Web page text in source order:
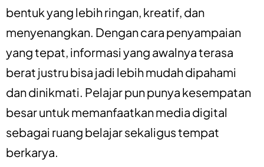
bentuk yang lebih ringan, kreatif, dan
menyenangkan. Dengan cara penyampaian
yang tepat, informasi yang awalnya terasa
berat justru bisa jadi lebih mudah dipahami
dan dinikmati. Pelajar pun punya kesempatan
besar untuk memanfaatkan media digital
sebagai ruang belajar sekaligus tempat
berkarya.